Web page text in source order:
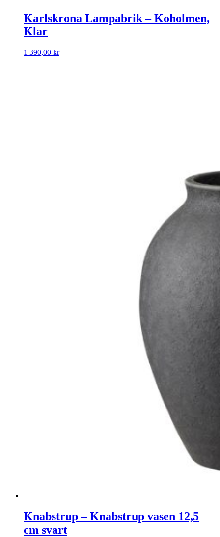
Karlskrona Lampabrik – Koholmen,
Klar
1 390,00 kr
Knabstrup – Knabstrup vasen 12,5
cm svart